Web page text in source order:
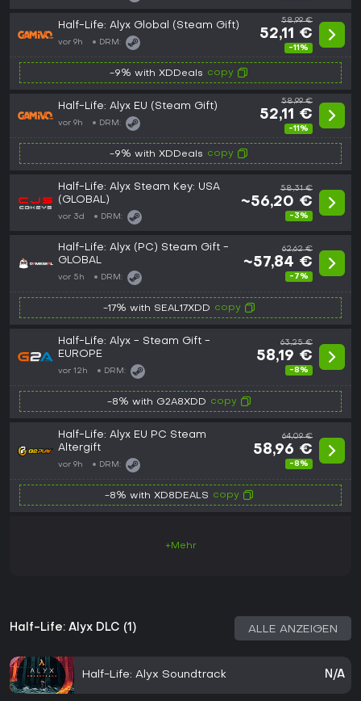
Half-Life: Alyx Global (Steam Gift)
vor 9h DRM:
58,99 €
52,11 €
-11%
-9% with XDDeals copy
Half-Life: Alyx EU (Steam Gift)
vor 9h DRM:
58,99 €
52,11 €
-11%
-9% with XDDeals copy
Half-Life: Alyx Steam Key: USA
(GLOBAL)
vor 3d DRM:
58,31 €
~56,20 €
-3%
Half-Life: Alyx (PC) Steam Gift -
GLOBAL
vor 5h DRM:
62,62 €
~57,84 €
-7%
-17% with SEAL17XDD copy
Half-Life: Alyx - Steam Gift -
EUROPE
vor 12h DRM:
63,25 €
58,19 €
-8%
-8% with G2A8XDD copy
Half-Life: Alyx EU PC Steam
Altergift
vor 9h DRM:
64,09 €
58,96 €
-8%
-8% with XD8DEALS copy
+Mehr
Half-Life: Alyx DLC (1) ALLE ANZEIGEN
Half-Life: Alyx Soundtrack N/A